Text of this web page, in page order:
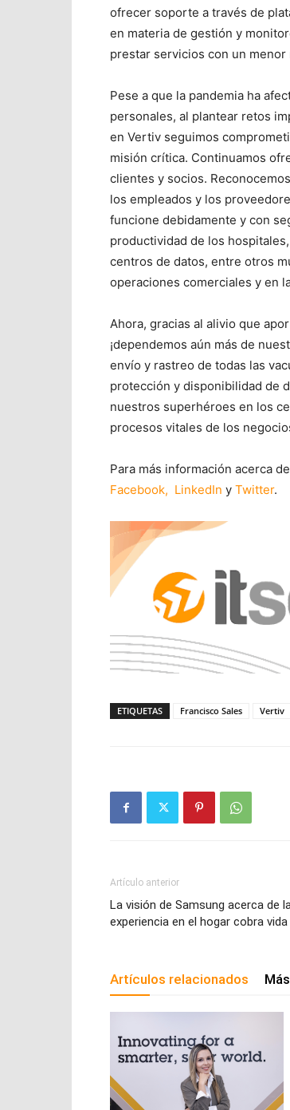
ofrecer soporte a través de
en materia de gestión y
prestar servicios con un menor
Pese a que la pandemia ha
personales, al plantear retos
en Vertiv seguimos
misión crítica. Continuamos
clientes y socios.
los empleados y los
funcione debidamente y con
productividad de los
centros de datos, entre otros
operaciones comerciales y en
Ahora, gracias al alivio que
¡dependemos aún más de
envío y rastreo de todas las
protección y disponibilidad de
nuestros superhéroes en los
procesos vitales de los
Para más información acerca
Facebook, LinkedIn y Twitter.
ETIQUETAS Francisco Sales Vertiv
Artículo anterior
La visión de Samsung acerca de
experiencia en el hogar cobra
Artículos relacionados